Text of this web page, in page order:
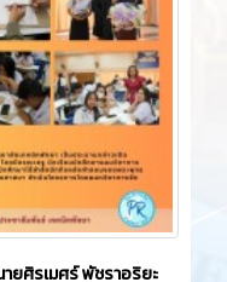
ยศิรเมศร์ พัชราอริยะ